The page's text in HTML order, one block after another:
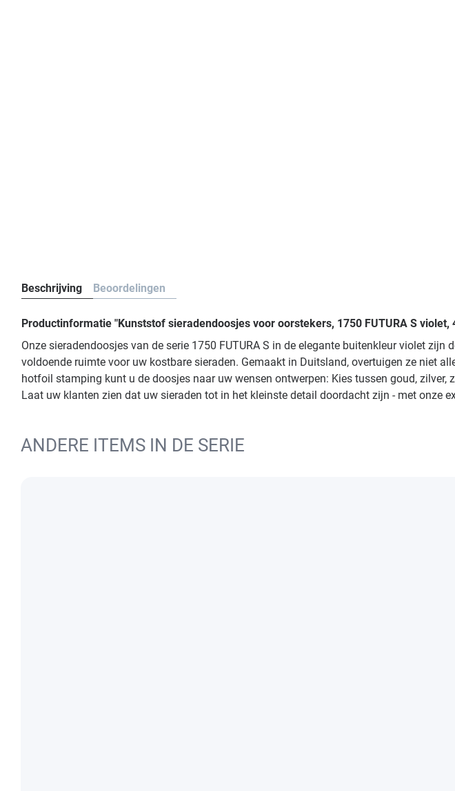
Beschrijving Beoordelingen
Productinformatie "Kunststof sieradendoosjes voor oorstekers, 1750 FUTURA S violet,
Onze sieradendoosjes van de serie 1750 FUTURA S in de elegante buitenkleur violet
voldoende ruimte voor uw kostbare sieraden. Gemaakt in Duitsland, overtuigen ze niet
hotfoil stamping kunt u de doosjes naar uw wensen ontwerpen: Kies tussen goud,
Laat uw klanten zien dat uw sieraden tot in het kleinste detail doordacht zijn - met onze
ANDERE ITEMS IN DE SERIE